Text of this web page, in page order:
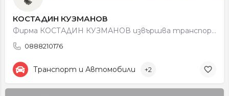
КОСТАДИН КУЗМАНОВ
Фирма КОСТАДИН КУЗМАНОВ извършва транспортни услуги. Фирмата се занимава с производство и търговия със…
0888210176
Транспорт и Автомобили +2